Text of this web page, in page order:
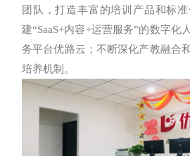
团队，打造丰富的培训产品和标
建“SaaS+内容+运营服务”的数字化
务平台优路云；不断深化产教融合
培养机制。